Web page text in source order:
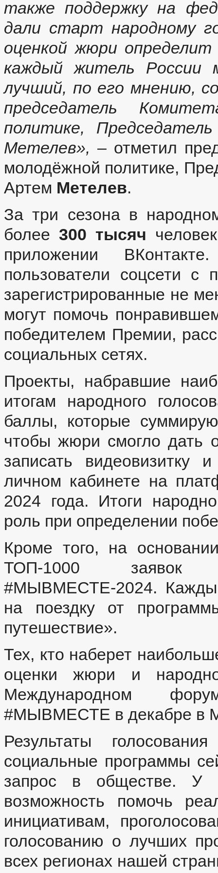
также поддержку на
дали старт народному
оценкой жюри
каждый житель России
лучший, по его мнению,
председатель
политике,
Метелев», – отметил
молодёжной политике,
Артем Метелев.
За три сезона в
более 300 тысяч
приложении
пользователи соцсети с
зарегистрированные не
могут помочь
победителем Премии,
социальных сетях.
Проекты, набравшие
итогам народного
баллы, которые
чтобы жюри смогло дать
записать
личном кабинете на
2024 года. Итоги
роль при определении
Кроме того, на
ТОП-1000 заявок
#МЫВМЕСТЕ-2024. Каждый
на поездку от
путешествие».
Тех, кто наберет
оценки жюри и
Международном
#МЫВМЕСТЕ в декабре в
Результаты
социальные программы
запрос в обществе. У
возможность помочь
инициативам,
голосованию о лучших
всех регионах нашей